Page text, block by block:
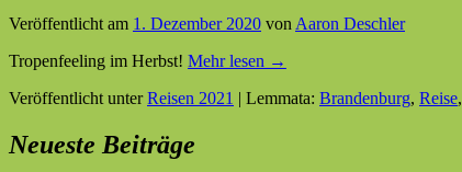
Veröffentlicht am 1. Dezember 2020 von Aaron Deschler
Tropenfeeling im Herbst! Mehr lesen →
Veröffentlicht unterReisen 2021 | Lemmata: Brandenburg, Reise,
Neueste Beiträge